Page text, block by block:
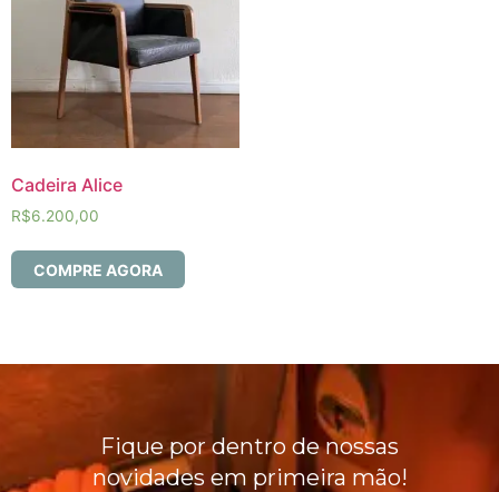
Cadeira Alice
R$6.200,00
COMPRE AGORA
Fique por dentro de nossas
novidades em primeira mão!